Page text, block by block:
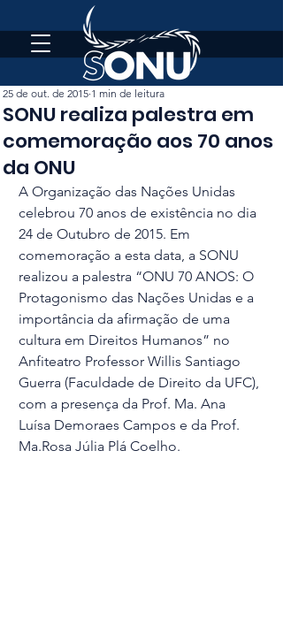
SONU realiza palestra em
comemoração aos 70 anos
da ONU
25 de out. de 2015 1 min de leitura
A Organização das Nações Unidas
celebrou 70 anos de existência no dia
24 de Outubro de 2015. Em
comemoração a esta data, a SONU
realizou a palestra “ONU 70 ANOS: O
Protagonismo das Nações Unidas e a
importância da afirmação de uma
cultura em Direitos Humanos” no
Anfiteatro Professor Willis Santiago
Guerra (Faculdade de Direito da UFC),
com a presença da Prof. Ma. Ana
Luísa Demoraes Campos e da Prof.
Ma.Rosa Júlia Plá Coelho.